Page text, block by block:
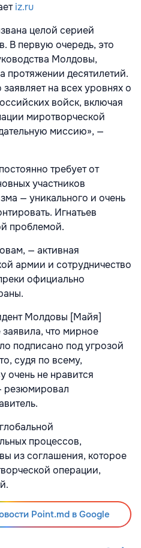
iz.ru
целой серией
В первую очередь, это
Молдовы,
протяжении десятилетий.
на всех уровнях о
войск, включая
миротворческой
миссию», —
требует от
участников
— уникального и очень
Игнатьев
проблемой.
— активная
армии и сотрудничество
официально
Молдовы [Майя]
что мирное
подписано под угрозой
судя по всему,
очень не нравится
резюмировал
процессов,
из соглашения, которое
операции,
Point.md в Google